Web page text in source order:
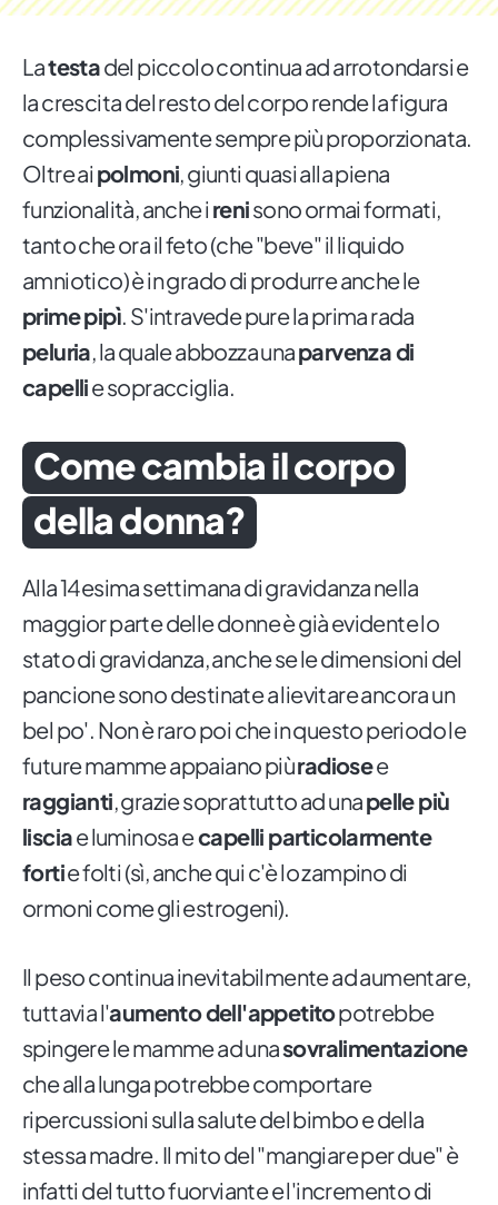
Latestadel piccolo continua ad arrotondarsi e
la crescita del resto del corpo rende la figura
complessivamente sempre più proporzionata.
Oltre ai polmoni, giunti quasi alla piena
funzionalità, anche i renisono ormai formati,
tanto che ora il feto (che "beve" il liquido
amniotico) è in grado di produrre anche le
prime pipì. S'intravede pure la prima rada
peluria, la quale abbozza unaparvenza di
capellie sopracciglia.
Come cambia il corpo
della donna?
Alla 14esima settimana di gravidanza nella
maggior parte delle donne è già evidente lo
stato di gravidanza, anche se le dimensioni del
pancione sono destinate a lievitare ancora un
bel po'. Non è raro poi che in questo periodo le
future mamme appaiano piùradiosee
raggianti, grazie soprattutto ad unapelle più
lisciae luminosa ecapelli particolarmente
fortie folti (sì, anche qui c'è lo zampino di
ormoni come gli estrogeni).
Il peso continua inevitabilmente ad aumentare,
tuttavia l'aumento dell'appetitopotrebbe
spingere le mamme ad unasovralimentazione
che alla lunga potrebbe comportare
ripercussioni sulla salute del bimbo e della
stessa madre. Il mito del "mangiare per due" è
infatti del tutto fuorviante e l'incremento di